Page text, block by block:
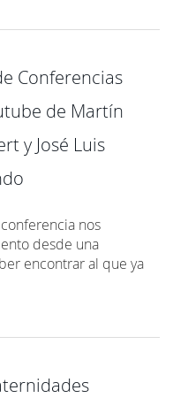
Conferencias
de Martín
y José Luis
nos
desde una
encontrar al que ya